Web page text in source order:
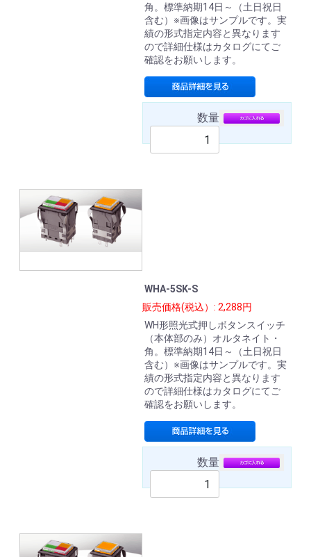
角。標準納期14日～（土日祝日
含む）※画像はサンプルです。実
績の形式指定内容と異なります
ので詳細仕様はカタログにてご
確認をお願いします。
数量
WHA-5SK-S
販売価格(税込）: 2,288円
WH形照光式押しボタンスイッチ
（本体部のみ）オルタネイト・
角。標準納期14日～（土日祝日
含む）※画像はサンプルです。実
績の形式指定内容と異なります
ので詳細仕様はカタログにてご
確認をお願いします。
数量